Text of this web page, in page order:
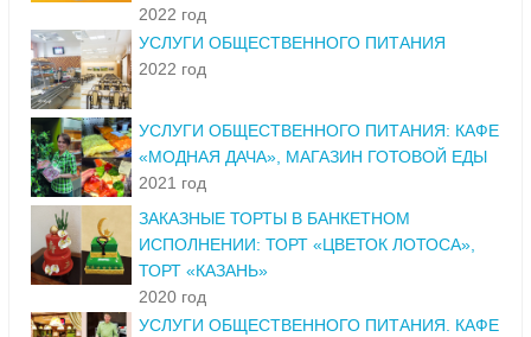
2022 год
УСЛУГИ ОБЩЕСТВЕННОГО ПИТАНИЯ
2022 год
УСЛУГИ ОБЩЕСТВЕННОГО ПИТАНИЯ: КАФЕ
«МОДНАЯ ДАЧА», МАГАЗИН ГОТОВОЙ ЕДЫ
2021 год
ЗАКАЗНЫЕ ТОРТЫ В БАНКЕТНОМ
ИСПОЛНЕНИИ: ТОРТ «ЦВЕТОК ЛОТОСА»,
ТОРТ «КАЗАНЬ»
2020 год
УСЛУГИ ОБЩЕСТВЕННОГО ПИТАНИЯ. КАФЕ